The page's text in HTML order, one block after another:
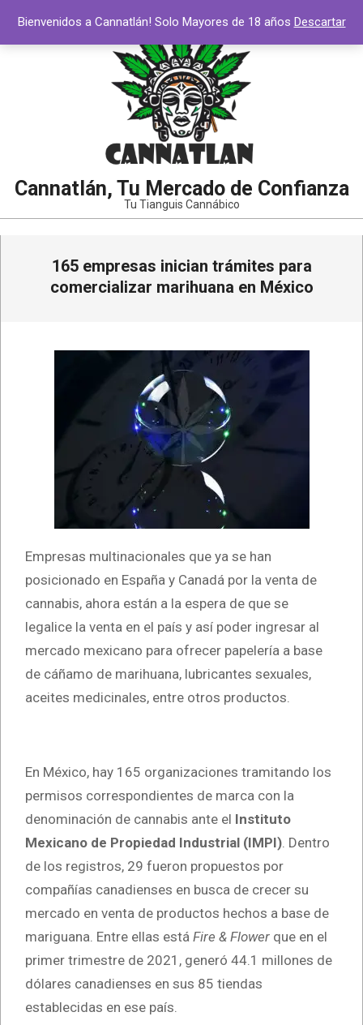
contenido
Cannatlán, Tu Mercado de Confianza
Tu Tianguis Cannábico
navegación
165 empresas inician trámites para
comercializar marihuana en México
Empresas multinacionales que ya se han
posicionado en España y Canadá por la venta de
cannabis, ahora están a la espera de que se
legalice la venta en el país y así poder ingresar al
mercado mexicano para ofrecer papelería a base
de cáñamo de marihuana, lubricantes sexuales,
aceites medicinales, entre otros productos.
En México, hay 165 organizaciones tramitando los
permisos correspondientes de marca con la
denominación de cannabis ante el Instituto
Mexicano de Propiedad Industrial (IMPI) . Dentro
de los registros, 29 fueron propuestos por
compañías canadienses en busca de crecer su
mercado en venta de productos hechos a base de
mariguana. Entre ellas está Fire & Flower que en el
primer trimestre de 2021, generó 44.1 millones de
dólares canadienses en sus 85 tiendas
establecidas en ese país.
Bienvenidos a Cannatlán! Solo Mayores de 18 años Descartar